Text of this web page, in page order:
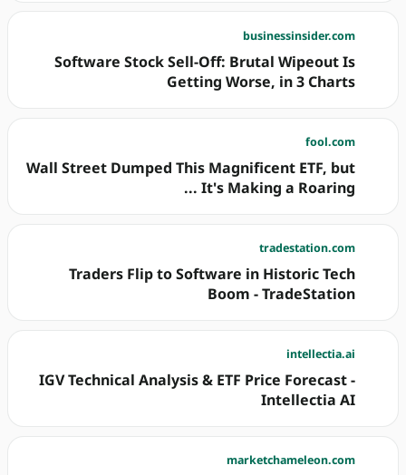
businessinsider.com
Software Stock Sell-Off: Brutal Wipeout Is
Getting Worse, in 3 Charts
fool.com
Wall Street Dumped This Magnificent ETF, but
It's Making a Roaring ...
tradestation.com
Traders Flip to Software in Historic Tech
Boom - TradeStation
intellectia.ai
IGV Technical Analysis & ETF Price Forecast -
Intellectia AI
marketchameleon.com